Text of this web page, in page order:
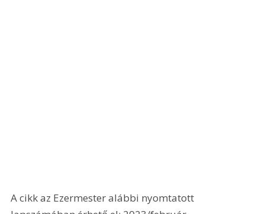
A cikk az Ezermester alábbi nyomtatott